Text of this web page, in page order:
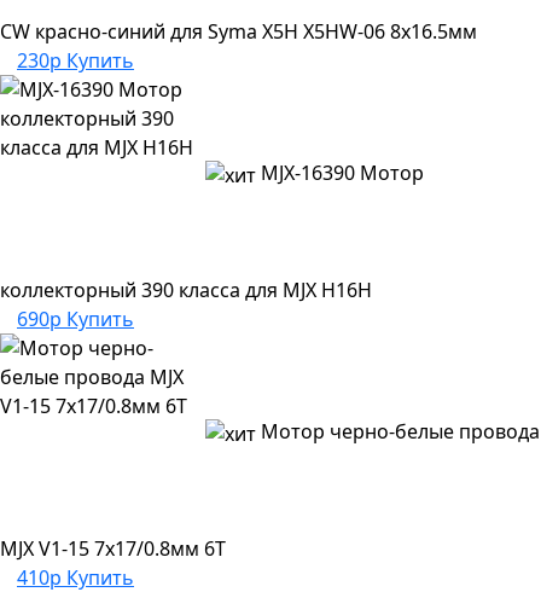
CW красно-синий для Syma X5H X5HW-06 8х16.5мм
230р Купить
MJX-16390 Мотор
коллекторный 390 класса для MJX H16H
690р Купить
Мотор черно-белые провода
MJX V1-15 7x17/0.8мм 6T
410р Купить